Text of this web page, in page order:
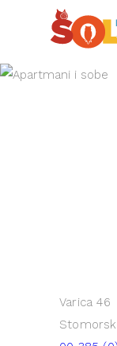
Varica 46